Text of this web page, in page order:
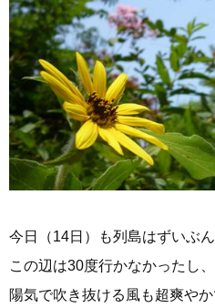
今日（14日）も列島はずいぶ
この辺は30度行かなかったし
陽気で吹き抜ける風も超爽や